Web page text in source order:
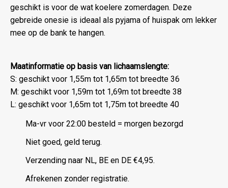
geschikt is voor de wat koelere zomerdagen. Deze
gebreide onesie is ideaal als pyjama of huispak om lekker
mee op de bank te hangen.
Maatinformatie op basis van lichaamslengte:
S: geschikt voor 1,55m tot 1,65m tot breedte 36
M: geschikt voor 1,59m tot 1,69m tot breedte 38
L: geschikt voor 1,65m tot 1,75m tot breedte 40
Ma-vr voor 22:00 besteld = morgen bezorgd
Niet goed, geld terug.
Verzending naar NL, BE en DE €4,95.
Afrekenen zonder registratie.